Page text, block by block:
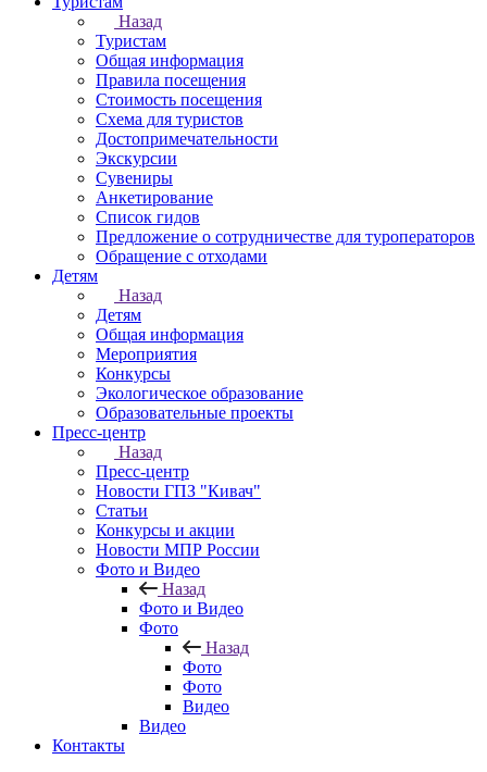
Назад
Туристам
Общая информация
Правила посещения
Стоимость посещения
Схема для туристов
Достопримечательности
Экскурсии
Сувениры
Анкетирование
Список гидов
Предложение о сотрудничестве для туроператоров
Обращение с отходами
Детям
Назад
Детям
Общая информация
Мероприятия
Конкурсы
Экологическое образование
Образовательные проекты
Пресс-центр
Назад
Пресс-центр
Новости ГПЗ "Кивач"
Статьи
Конкурсы и акции
Новости МПР России
Фото и Видео
Назад
Фото и Видео
Фото
Назад
Фото
Фото
Видео
Видео
Контакты